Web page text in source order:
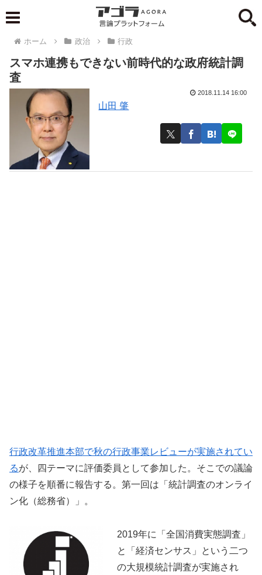
ホーム 政治 行政
スマホ連携もできない前時代的な政府統計調
査
山田 肇
2018.11.14 16:00
行政改革推進本部で秋の行政事業レビューが実施されてい
るが、四テーマに評価委員として参加した。そこでの議論
の様子を順番に報告する。第一回は「統計調査のオンライ
ン化（総務省）」。
2019年に「全国消費実態調査」
と「経済センサス」という二つ
の大規模統計調査が実施され